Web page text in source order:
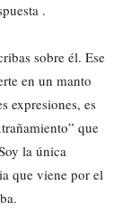
.
sobre él. Ese
en un manto
expresiones, es
que
la única
que viene por el